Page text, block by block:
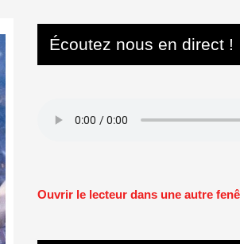
Écoutez nous en direct !
Ouvrir le lecteur dans une autre